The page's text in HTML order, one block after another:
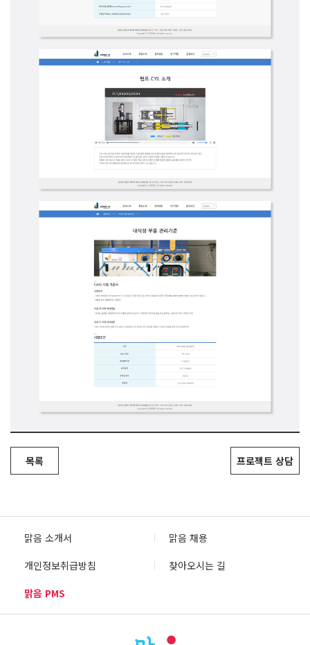
목록 프로젝트 상담
맑음 소개서
맑음 채용
개인정보취급방침
찾아오시는 길
맑음 PMS